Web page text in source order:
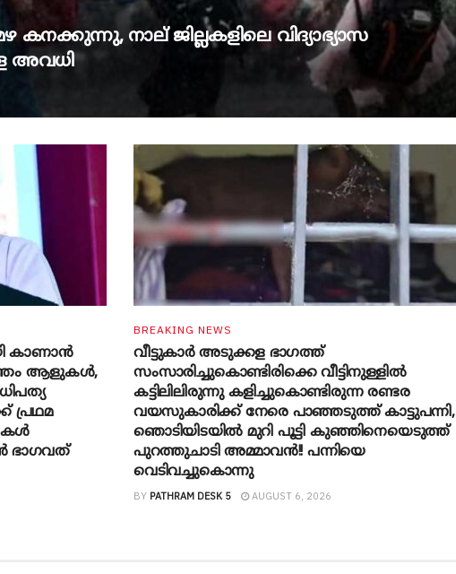
നാല് ജില്ലകളിലെ വിദ്യാഭ്യാസ
അവധി
കാണാൻ
ആളുകൾ,
പ്രഥമ
ഭാ​ഗവത്
BREAKING NEWS
വീട്ടുകാർ അ‌ടുക്കള ഭാ​ഗത്ത്
സംസാരിച്ചുകൊണ്ടിരിക്കെ വീട്ടിനുള്ളിൽ
കട്ടിലിലിരുന്നു കളിച്ചുകൊണ്ടിരുന്ന രണ്ടര
വയസുകാരിക്ക് നേരെ പാഞ്ഞടുത്ത് കാട്ടുപന്നി,
‍ഞൊടിയി‌ടയിൽ മുറി പൂട്ടി കുഞ്ഞിനെയെടുത്ത്
പുറത്തുചാടി അമ്മാവൻ!! പന്നിയെ
വെടിവച്ചുകൊന്നു
BY PATHRAM DESK 5 AUGUST 6, 2026